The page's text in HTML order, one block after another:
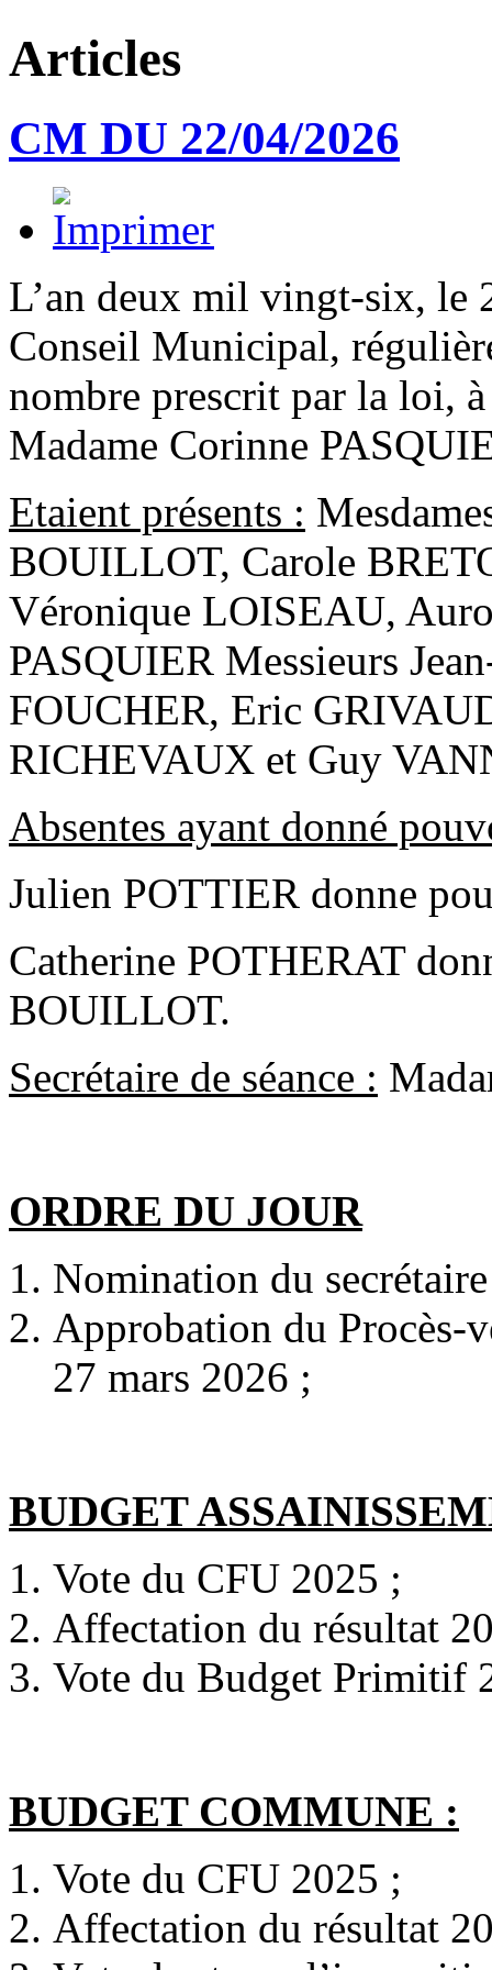
Articles
CM DU 22/04/2026
L’an deux mil vingt-six, le
Conseil Municipal,
nombre prescrit par la loi,
Madame Corinne
Etaient présents :
BOUILLOT, Carole
Véronique LOISEAU,
PASQUIER Messieurs
FOUCHER, Eric
RICHEVAUX et Guy
Absentes ayant donné
Julien POTTIER donne
Catherine POTHERAT
BOUILLOT.
Secrétaire de séance :
ORDRE DU JOUR
Nomination du secrétaire
Approbation du Procès-
27 mars 2026 ;
BUDGET
Vote du CFU 2025 ;
Affectation du résultat
Vote du Budget Primitif
BUDGET COMMUNE :
Vote du CFU 2025 ;
Affectation du résultat